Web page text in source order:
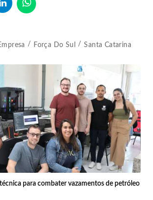
Força Do Sul Santa Catarina
para combater vazamentos de petróleo